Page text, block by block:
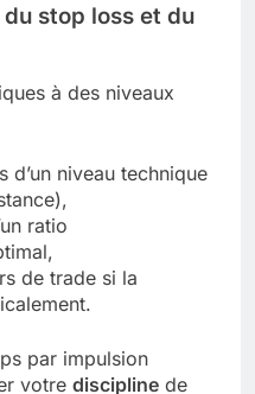
stop loss et du
à des niveaux
d’un niveau technique
ratio
de trade si la
par impulsion
votre discipline de